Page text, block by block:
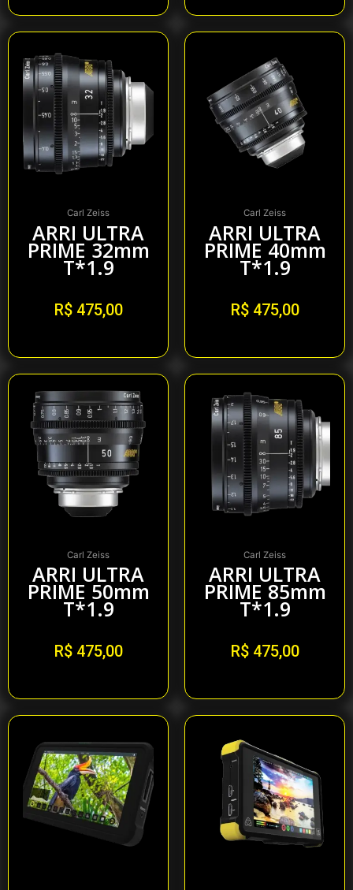
Carl Zeiss
ARRI ULTRA
PRIME 32mm
T*1.9
R$475,00
Carl Zeiss
ARRI ULTRA
PRIME 40mm
T*1.9
R$475,00
Carl Zeiss
ARRI ULTRA
PRIME 50mm
T*1.9
R$475,00
Carl Zeiss
ARRI ULTRA
PRIME 85mm
T*1.9
R$475,00